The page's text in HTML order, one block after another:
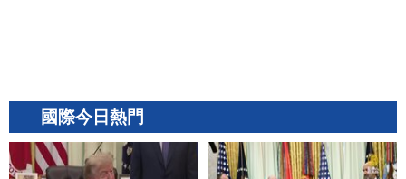
國際今日熱門